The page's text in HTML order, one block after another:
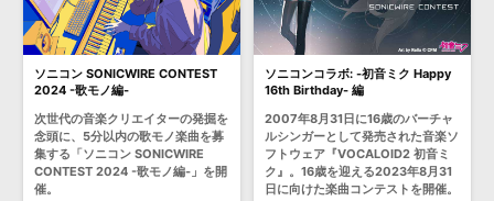
ソニコン SONICWIRE CONTEST
2024 -歌モノ編-
次世代の音楽クリエイターの発掘を
念頭に、5分以内の歌モノ楽曲を募
集する「ソニコン SONICWIRE
CONTEST 2024 -歌モノ編-」を開
催。
ソニコンコラボ: -初音ミク Happy
16th Birthday- 編
2007年8月31日に16歳のバーチャ
ルシンガーとして発売された音楽ソ
フトウェア『VOCALOID2 初音ミ
ク』。16歳を迎える2023年8月31
日に向けた楽曲コンテストを開催。